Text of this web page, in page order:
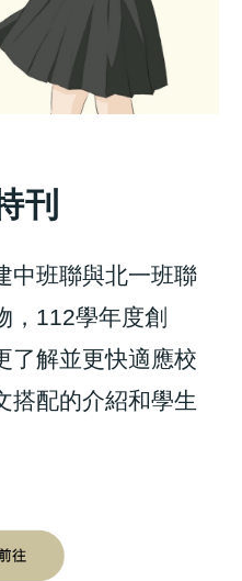
刊
中班聯與北一班聯
，112學年度創
了解並更快適應校
搭配的介紹和學生